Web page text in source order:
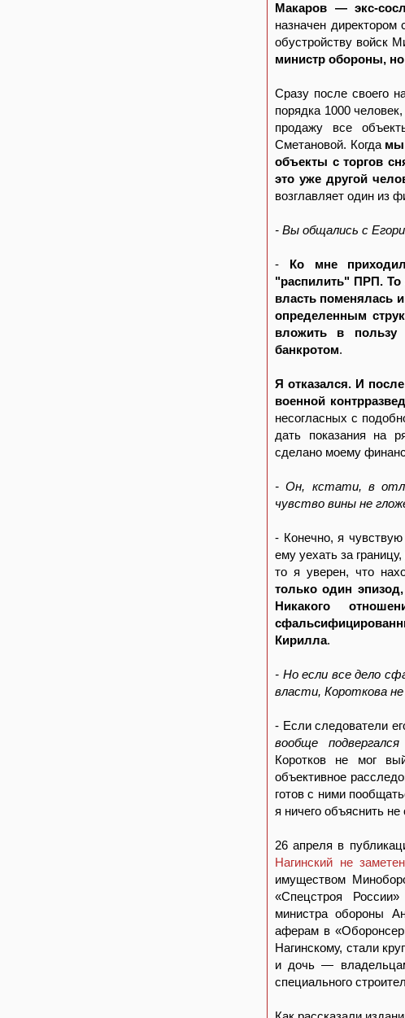
Макаров — экс-
назначен
обустройству войск
министр обороны,
Сразу после своего
порядка 1000
продажу все
Сметановой. Когда мы
объекты с торгов
это уже другой
возглавляет один из
- Вы общались с
- Ко мне
"распилить" ПРП. То
власть поменялась
определенным
вложить в пользу
банкротом.
Я отказался. И
военной
несогласных с
дать показания на
сделано моему
- Он, кстати, в
чувство вины не
- Конечно, я
ему уехать за
то я уверен, что
только один
Никакого
Кирилла.
- Но если все дело
власти, Короткова
- Если следователи
вообще подвергался
Коротков не мог
объективное
готов с ними
я ничего объяснить не
26 апреля в
Нагинский не
имуществом
«Спецстроя
министра обороны
аферам в
Нагинскому, стали
и дочь —
специального